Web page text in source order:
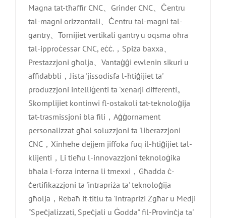
Magna tat-tħaffir CNC、Grinder CNC、Ċentru
tal-magni orizzontali、Ċentru tal-magni tal-
gantry、Tornijiet vertikali gantry u oqsma oħra
tal-ipproċessar CNC, eċċ.，Spiża baxxa、
Prestazzjoni għolja、Vantaġġi ewlenin sikuri u
affidabbli，Jista 'jissodisfa l-ħtiġijiet ta'
produzzjoni intelliġenti ta 'xenarji differenti。
Skomplijiet kontinwi fl-ostakoli tat-teknoloġija
tat-trasmissjoni bla fili，Aġġornament
personalizzat għal soluzzjoni ta 'liberazzjoni
CNC，Xinhehe dejjem jiffoka fuq il-ħtiġijiet tal-
klijenti，Li tieħu l-innovazzjoni teknoloġika
bħala l-forza interna li tmexxi，Għadda ċ-
ċertifikazzjoni ta 'intrapriża ta' teknoloġija
għolja，Rebaħ it-titlu ta 'Intrapriżi Żgħar u Medji
"Speċjalizzati, Speċjali u Ġodda" fil-Provinċja ta'